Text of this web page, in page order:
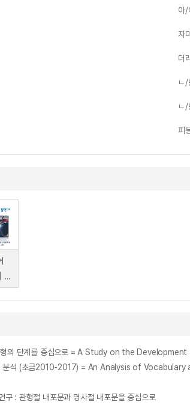
아/
자
더
ㄴ/
ㄴ/
피
부산가톨릭대학교 | 염철호
유형의 단계를 중심으로 = A Study on the
형 분석 (초급2010-2017) = An Analysis of
구 : 관형절 내포문과 명사절 내포문을 중심으로